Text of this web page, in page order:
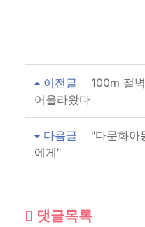
이전글
100m 절
어올라왔다
다음글
"다문화아
에게"
댓글목록